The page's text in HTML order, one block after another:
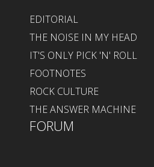
EDITORIAL
THE NOISE IN MY HEAD
IT'S ONLY PICK 'N' ROLL
FOOTNOTES
ROCK CULTURE
THE ANSWER MACHINE
FORUM